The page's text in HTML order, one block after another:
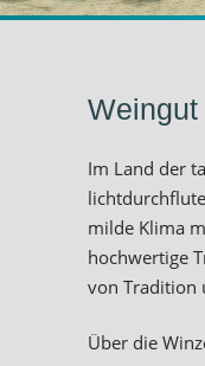
Im Land der
milde Klima
hochwertige
von Tradition
Über die